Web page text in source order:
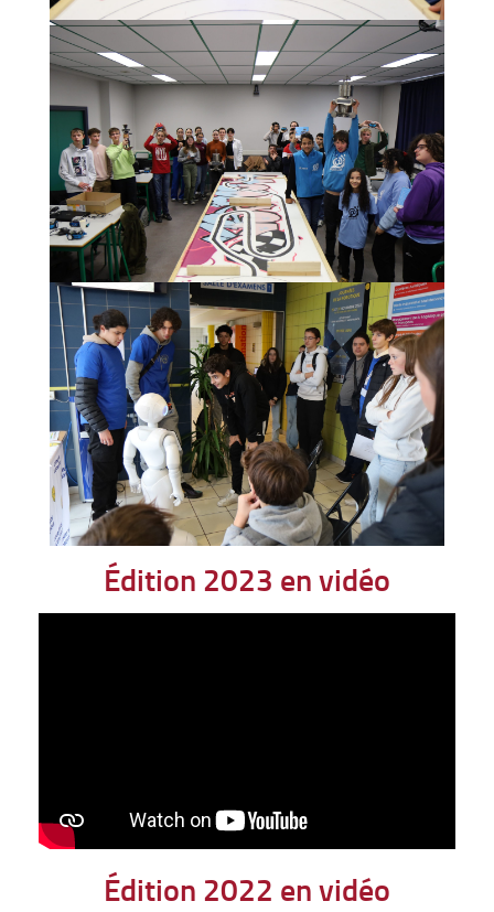
Édition 2023 en vidéo
Édition 2022 en vidéo